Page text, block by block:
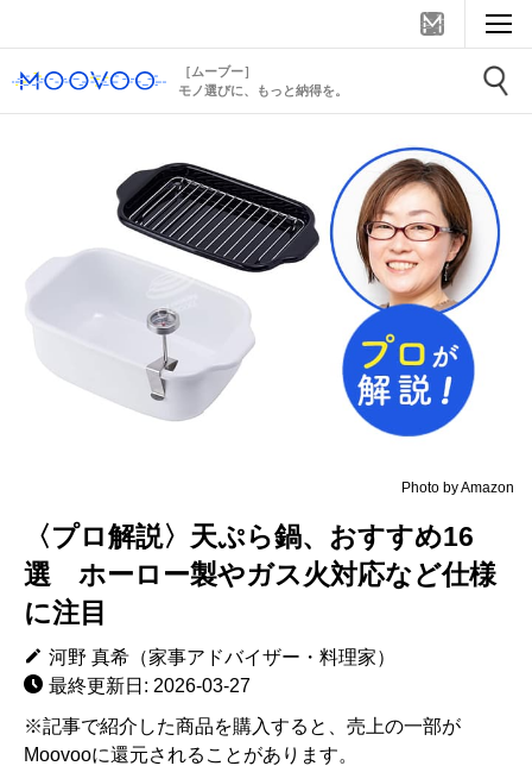
［ムーブー］
モノ選びに、もっと納得を。
Photo by Amazon
〈プロ解説〉天ぷら鍋、おすすめ16
選 ホーロー製やガス火対応など仕様
に注目
河野 真希（家事アドバイザー・料理家）
最終更新日: 2026-03-27
※記事で紹介した商品を購入すると、売上の一部が
Moovooに還元されることがあります。